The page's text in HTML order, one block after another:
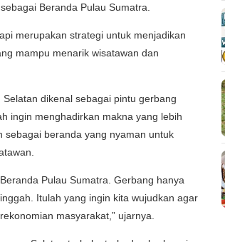
Beranda Pulau Sumatra.
merupakan strategi untuk menjadikan
mampu menarik wisatawan dan
dikenal sebagai pintu gerbang
ingin menghadirkan makna yang lebih
sebagai beranda yang nyaman untuk
Pulau Sumatra. Gerbang hanya
Itulah yang ingin kita wujudkan agar
masyarakat,” ujarnya.